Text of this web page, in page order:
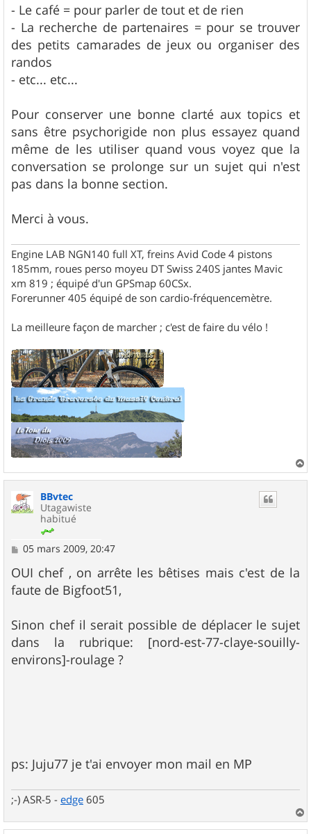
- Le café = pour parler de tout et de rien
- La recherche de partenaires = pour se trouver
des petits camarades de jeux ou organiser des
randos
- etc... etc...
Pour conserver une bonne clarté aux topics et
sans être psychorigide non plus essayez quand
même de les utiliser quand vous voyez que la
conversation se prolonge sur un sujet qui n'est
pas dans la bonne section.
Merci à vous.
Engine LAB NGN140 full XT, freins Avid Code 4 pistons
185mm, roues perso moyeu DT Swiss 240S jantes Mavic
xm 819 ; équipé d'un GPSmap 60CSx.
Forerunner 405 équipé de son cardio-fréquencemètre.
La meilleure façon de marcher ; c'est de faire du vélo !
a
BBvtec
Utagawiste
habitué
M
s
s
a
05 mars 2009, 20:47
OUI chef , on arrête les bêtises mais c'est de la
faute de Bigfoot51,
Sinon chef il serait possible de déplacer le sujet
dans la rubrique: [nord-est-77-claye-souilly-
environs]-roulage ?
ps: Juju77 je t'ai envoyer mon mail en MP
;-) ASR-5 - edge 605
a